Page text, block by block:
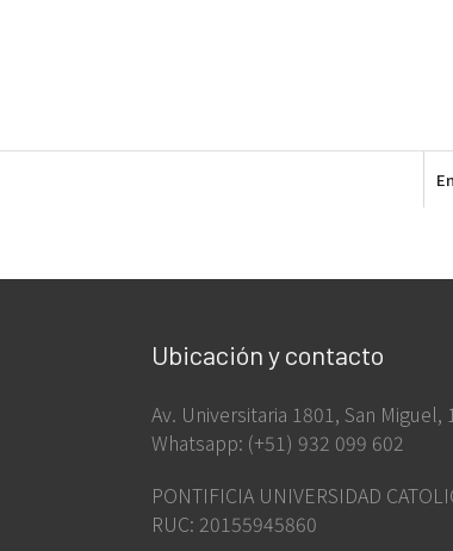
Ubicación y contacto
Av. Universitaria 1801, San Miguel,
Whatsapp: (+51) 932 099 602
PONTIFICIA UNIVERSIDAD
RUC: 20155945860